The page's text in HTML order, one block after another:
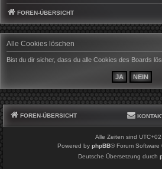
FOREN-ÜBERSICHT
Alle Cookies löschen
Bist du dir sicher, dass du alle Cookies des Boards
FOREN-ÜBERSICHT
Alle Zeiten sind
Powered by phpBB® Forum Software
Deutsche Übersetzung durch